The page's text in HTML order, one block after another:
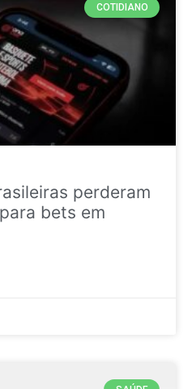
COTIDIANO
perderam
bets em